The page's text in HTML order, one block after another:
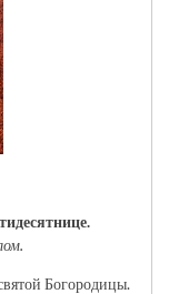
Богородицы.